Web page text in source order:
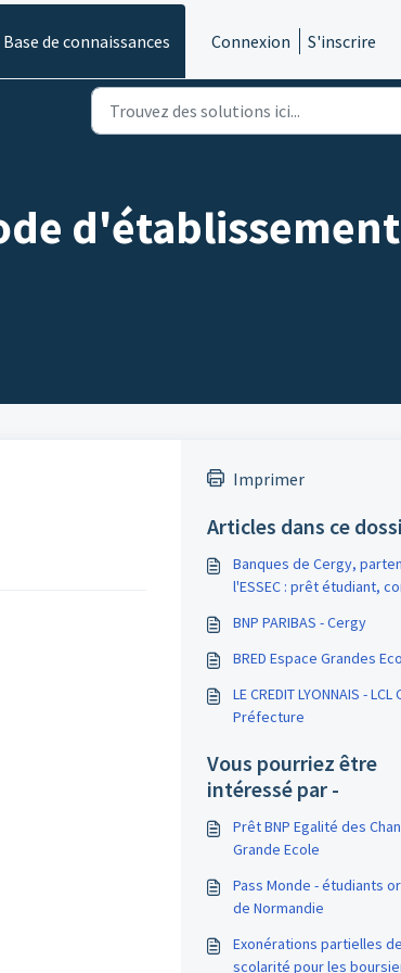
Base de connaissances Connexion S'inscrire
d'établissement
Imprimer
Articles dans ce
Banques de Cergy,
l'ESSEC : prêt étudiant,
BNP PARIBAS - Cergy
BRED Espace Grandes
LE CREDIT LYONNAIS -
Préfecture
Vous pourriez être
intéressé par -
Prêt BNP Egalité des
Grande Ecole
Pass Monde - étudiants
de Normandie
Exonérations partielles
scolarité pour les